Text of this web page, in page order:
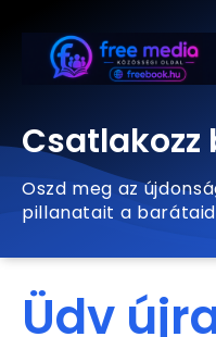
Oszd meg az
pillanatait a
Üdv